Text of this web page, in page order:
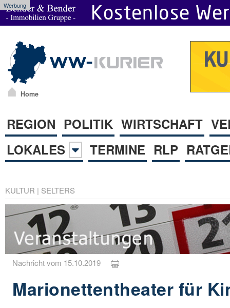
Werbung
Home
REGION POLITIK WIRTSCHAFT
LOKALES
TERMINE RLP
KULTUR | SELTERS
Nachricht vom 15.10.2019
Marionettentheater für